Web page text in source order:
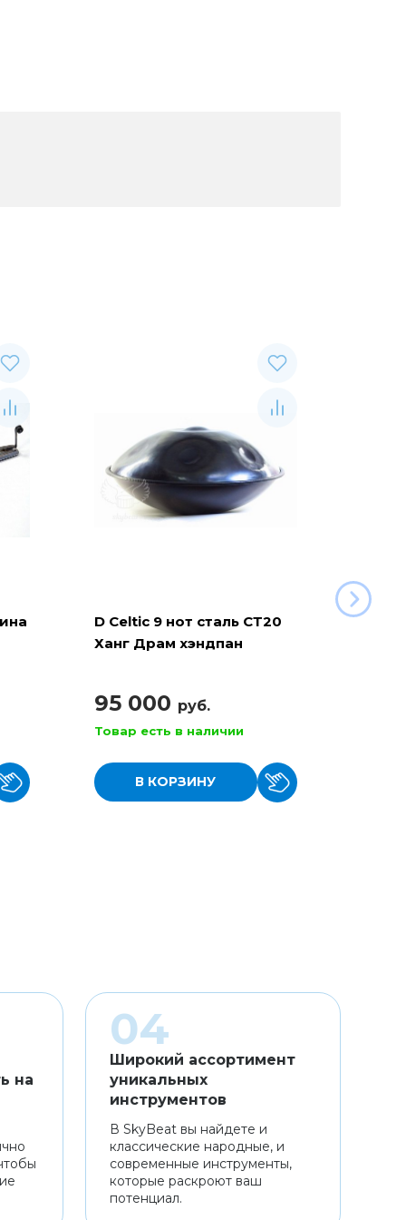
D Celtic 9 нот сталь СТ20
Ханг Драм хэндпан
95 000 руб.
Товар есть в наличии
В КОРЗИНУ
Баян
на
Широкий ассортимент
уникальных
инструментов
В SkyBeat вы найдете и
классические народные, и
современные инструменты,
которые раскроют ваш
потенциал.